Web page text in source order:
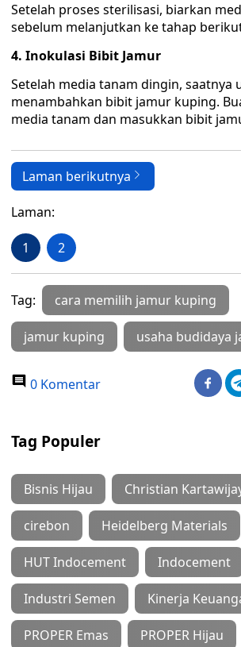
Setelah proses sterilisasi, biarkan
sebelum melanjutkan ke tahap
4. Inokulasi Bibit Jamur
Setelah media tanam dingin, saatnya
menambahkan bibit jamur kuping.
media tanam dan masukkan bibit
Laman berikutnya
Laman:
1 2
Tag: cara memilih jamur kuping
jamur kuping usaha budidaya
0 Komentar
Tag Populer
Bisnis Hijau Christian
cirebon Heidelberg Materials
HUT Indocement Indocement
Industri Semen Kinerja
PROPER Emas PROPER Hijau